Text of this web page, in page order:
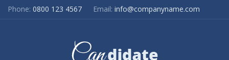
Phone: 0800 123 4567 Email: info@companyname.com